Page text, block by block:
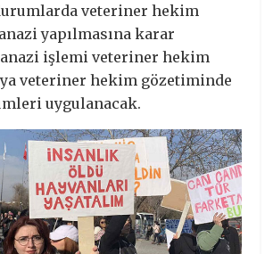
veteriner hekim
yapılmasına karar
işlemi veteriner hekim
veteriner hekim gözetiminde
uygulanacak.